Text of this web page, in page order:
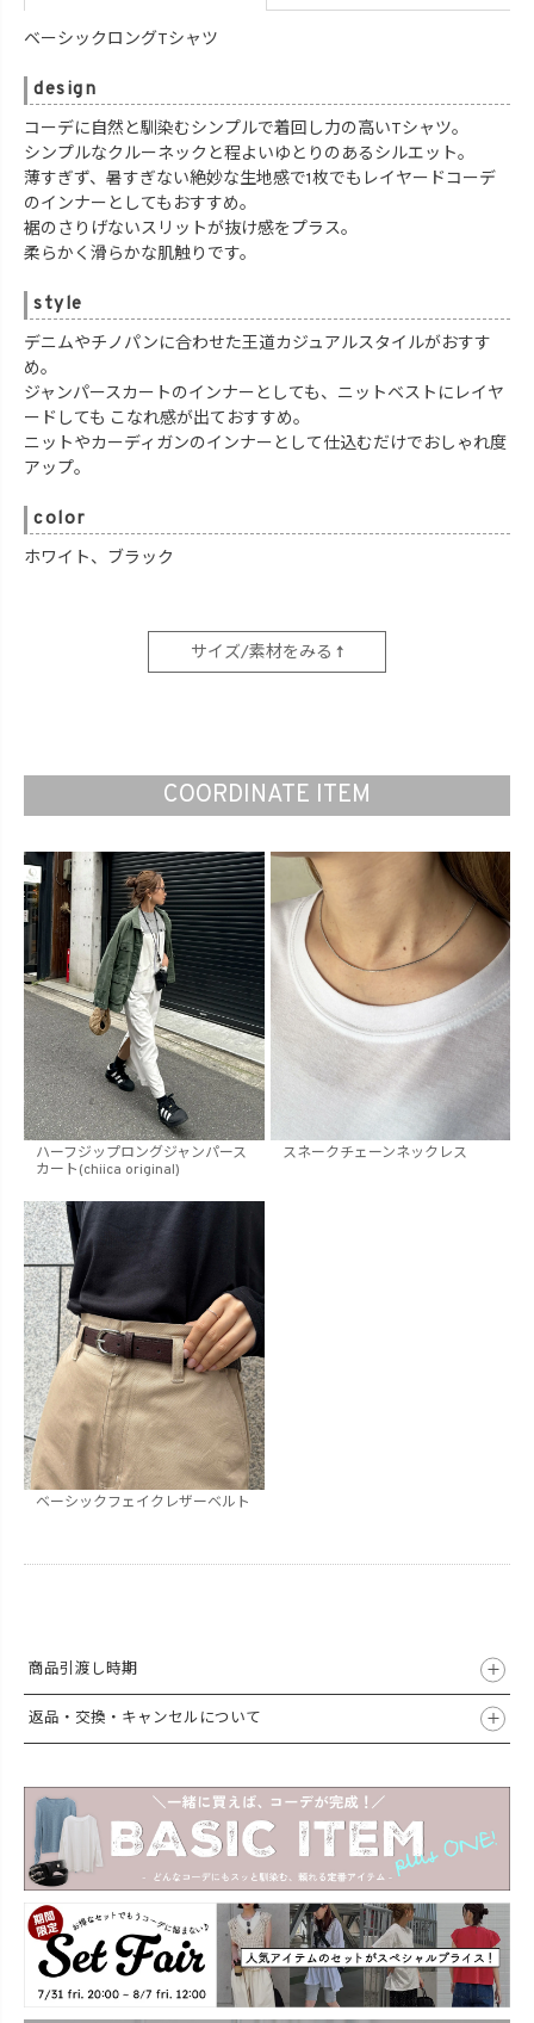
ベーシックロングTシャツ
design
コーデに自然と馴染むシンプルで着回し力の高いTシャツ。
シンプルなクルーネックと程よいゆとりのあるシルエット。
薄すぎず、暑すぎない絶妙な生地感で1枚でもレイヤードコーデ
のインナーとしてもおすすめ。
裾のさりげないスリットが抜け感をプラス。
柔らかく滑らかな肌触りです。
style
デニムやチノパンに合わせた王道カジュアルスタイルがおすす
め。
ジャンパースカートのインナーとしても、ニットベストにレイヤ
ードしても こなれ感が出ておすすめ。
ニットやカーディガンのインナーとして仕込むだけでおしゃれ度
アップ。
color
ホワイト、ブラック
サイズ/素材をみる ↑
COORDINATE ITEM
ハーフジップロングジャンパース
カート(chiica original)
スネークチェーンネックレス
ベーシックフェイクレザーベルト
商品引渡し時期
返品・交換・キャンセルについて